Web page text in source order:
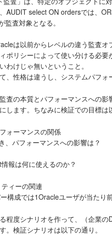
AUDIT select ON ordersでは、
監査対象となる。
は以前からレベルの違う監査オ
ポリシーによって使い分ける必要
わけじゃ無いということ。
、性格は違うし、システムパフォ
査の本質とパフォーマンスへの影
します。ちなみに検証での目標は
ォーマンスの関係
、パフォーマンスへの影響は？
報は何に使えるのか？
ィーの関連
構成では1Oracleユーザが当たり
程度シナリオを作って、（企業の
。検証シナリオは以下の通り。